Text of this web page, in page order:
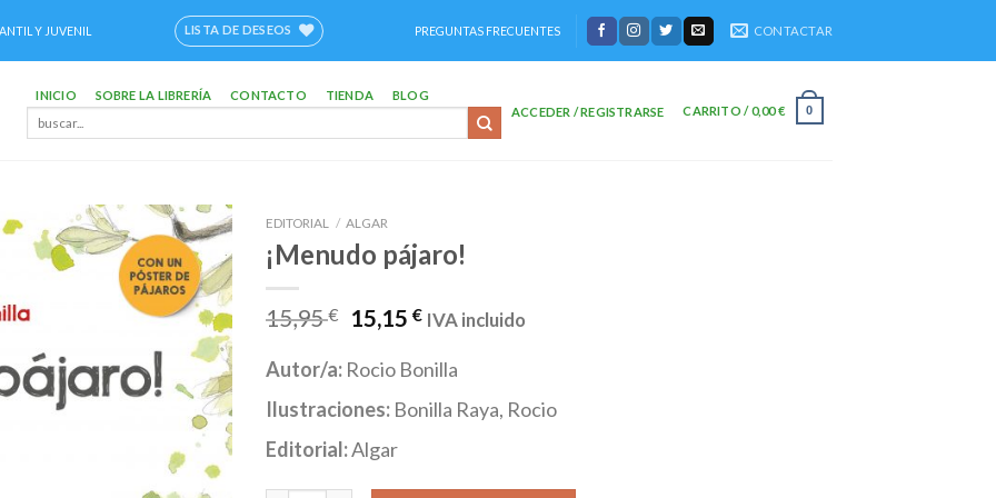
Y JUVENIL LISTA DE DESEOS PREGUNTAS FRECUENTES CONTACTAR
INICIO SOBRE LA LIBRERÍA CONTACTO TIENDA
BLOG
Buscar
ACCEDER / REGISTRARSE CARRITO /0,00€ 0
Añadir
a la
lista de
deseos
EDITORIAL / ALGAR
¡Menudo pájaro!
15,95€ 15,15€ IVA incluido
Autor/a: Rocio Bonilla
Ilustraciones: Bonilla Raya, Rocio
Editorial:Algar